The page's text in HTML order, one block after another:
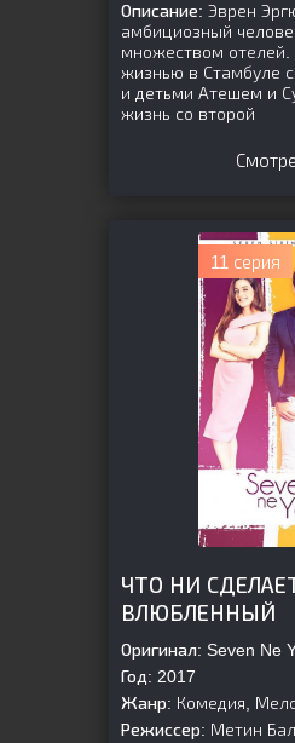
Описание: Эврен
амбициозный
множеством
жизнью в Стамбуле
и детьми Атешем и
жизнь со второй
11 серия
ЧТО НИ
ВЛЮБЛЕННЫЙ
Оригинал: Seven Ne
Год: 2017
Жанр: Комедия,
Режиссер: Метин